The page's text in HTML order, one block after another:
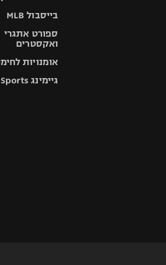
בייסבול MLB
ספורט אתגרי
ואקסטרים
אומנויות
גיימינג E-Sports